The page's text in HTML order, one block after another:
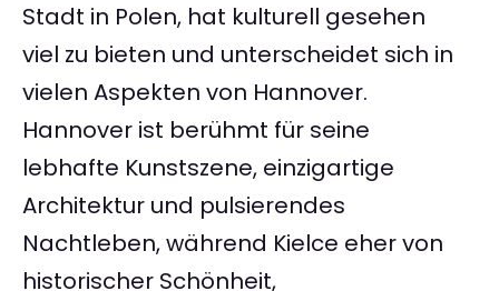
Stadt in Polen, hat kulturell gesehen
viel zu bieten und unterscheidet sich in
vielen Aspekten von Hannover.
Hannover ist berühmt für seine
lebhafte Kunstszene, einzigartige
Architektur und pulsierendes
Nachtleben, während Kielce eher von
historischer Schönheit,